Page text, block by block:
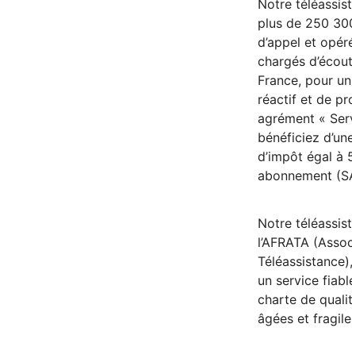
Notre
plus de 250
d’appel et
chargés
France, pour
réactif et de
agrément «
bénéficiez
d’impôt égal à
abonnement
Notre
l’AFRATA
un service
charte de
âgées et